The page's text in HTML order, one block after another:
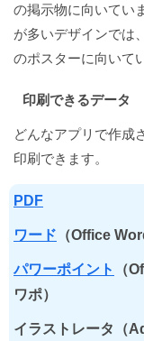
の掲示物に向いてい
が多いデザインでは
のポスターに向いて
印刷できるデータ
どんなアプリで作成
印刷できます。
PDF
ワード （Office
パワーポイント
（
ワポ）
イラストレータ（